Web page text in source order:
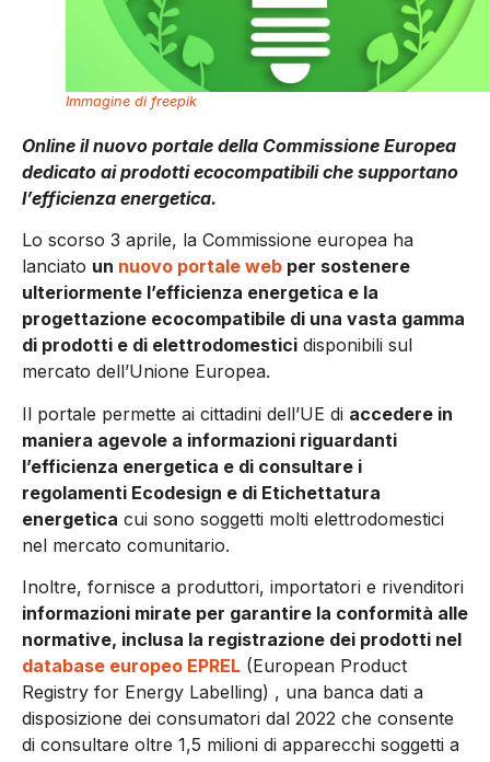
Immagine di freepik
Online il nuovo portale della Commissione Europea
dedicato ai prodotti ecocompatibili che supportano
l’efficienza energetica.
Lo scorso 3 aprile, la Commissione europea ha
lanciato un nuovo portale web per sostenere
ulteriormente l’efficienza energetica e la
progettazione ecocompatibile di una vasta gamma
di prodotti e di elettrodomestici disponibili sul
mercato dell’Unione Europea.
Il portale permette ai cittadini dell’UE di accedere in
maniera agevole a informazioni riguardanti
l’efficienza energetica e di consultare i
regolamenti Ecodesign e di Etichettatura
energetica cui sono soggetti molti elettrodomestici
nel mercato comunitario.
Inoltre, fornisce a produttori, importatori e rivenditori
informazioni mirate per garantire la conformità alle
normative, inclusa la registrazione dei prodotti nel
database europeo EPREL (European Product
Registry for Energy Labelling) , una banca dati a
disposizione dei consumatori dal 2022 che consente
di consultare oltre 1,5 milioni di apparecchi soggetti a